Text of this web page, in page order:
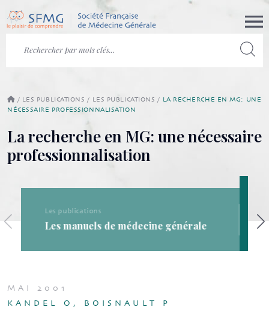
/ LES PUBLICATIONS / LES PUBLICATIONS / LA RECHERCHE EN MG: UNE
NÉCESSAIRE PROFESSIONNALISATION
La recherche en MG: une nécessaire
professionnalisation
Les publications de la SFMG
MAI 2001
KANDEL O, BOISNAULT P